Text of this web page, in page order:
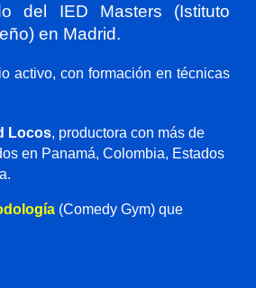
del IED Masters (Istituto
en Madrid.
activo, con formación en técnicas
Locos, productora con más de
en Panamá, Colombia, Estados
(Comedy Gym) que